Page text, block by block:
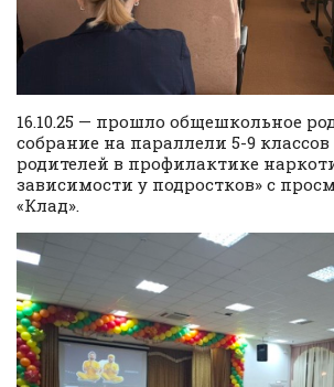
16.10.25 — прошло общешкольное
собрание на параллели 5-9 классов
родителей в профилактике
зависимости у подростков» с
«Клад».